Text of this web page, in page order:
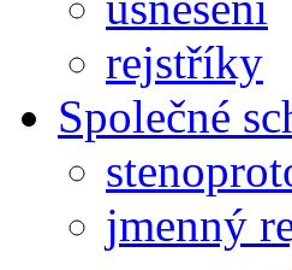
rejstříky
Společné
jmenný